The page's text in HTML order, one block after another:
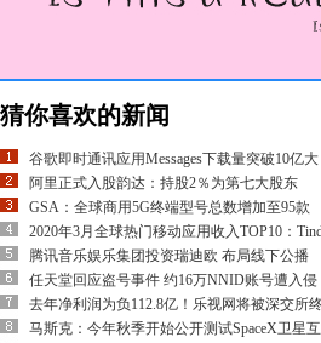
猜你喜欢的新闻
谷歌即时通讯应用Messages下载量突破10亿大
阿里正式入股韵达：持股2％为第七大股东
GSA：全球商用5G终端型号总数增加至95款
2020年3月全球热门移动应用收入TOP10：
腾讯音乐娱乐集团投资瑞迪欧 布局线下公播
任天堂回应盗号事件 约16万NNID账号遭入侵
去年净利润为负112.8亿！乐视网将被深交所
马斯克：今年秋季开始公开测试SpaceX卫星